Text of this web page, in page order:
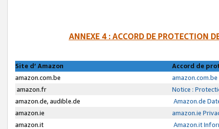
ANNEXE 4 : ACCORD DE PROTECTION
Site d’ Amazon
Accord de
amazon.com.be
amazon.fr
Notice :
amazon.de, audible.de
Amazon.de
amazon.ie
amazon.ie
amazon.it
Amazon.it